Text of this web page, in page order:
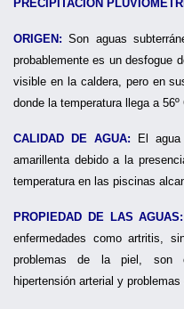
PRECIPITACIÓN
ORIGEN: Son aguas
probablemente es un desfogue
visible en la caldera, pero en
donde la temperatura llega a 56º
CALIDAD DE AGUA: El agua
amarillenta debido a la
temperatura en las piscinas
PROPIEDAD DE LAS AGUAS:
enfermedades como artritis,
problemas de la piel, son
hipertensión arterial y